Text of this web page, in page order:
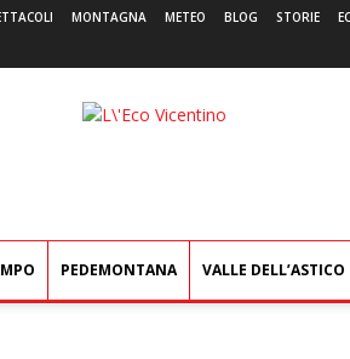
MONTAGNA METEO BLOG STORIE
L'Eco
PEDEMONTANA VALLE DELL’ASTICO